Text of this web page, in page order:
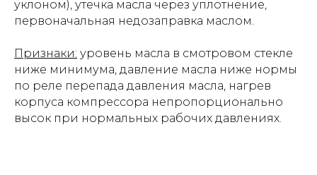
уклоном), утечка масла через уплотнение,
первоначальная недозаправка маслом.
Признаки: уровень масла в смотровом стекле
ниже минимума, давление масла ниже нормы
по реле перепада давления масла, нагрев
корпуса компрессора непропорционально
высок при нормальных рабочих давлениях.